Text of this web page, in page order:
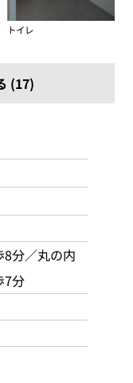
トイレ
(17)
分／丸の内
7分